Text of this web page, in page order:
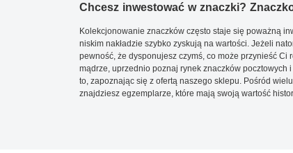
Chcesz inwestować w znaczki?
Kolekcjonowanie znaczków często staje się poważną
niskim nakładzie szybko zyskują na wartości. Jeżeli
pewność, że dysponujesz czymś, co może przynieść Ci
mądrze, uprzednio poznaj rynek znaczków pocztowych
to, zapoznając się z ofertą naszego sklepu. Pośród
znajdziesz egzemplarze, które mają swoją wartość